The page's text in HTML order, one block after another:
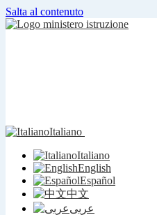
Salta al contenuto
Italiano
Italiano
English
Español
中文
عربى